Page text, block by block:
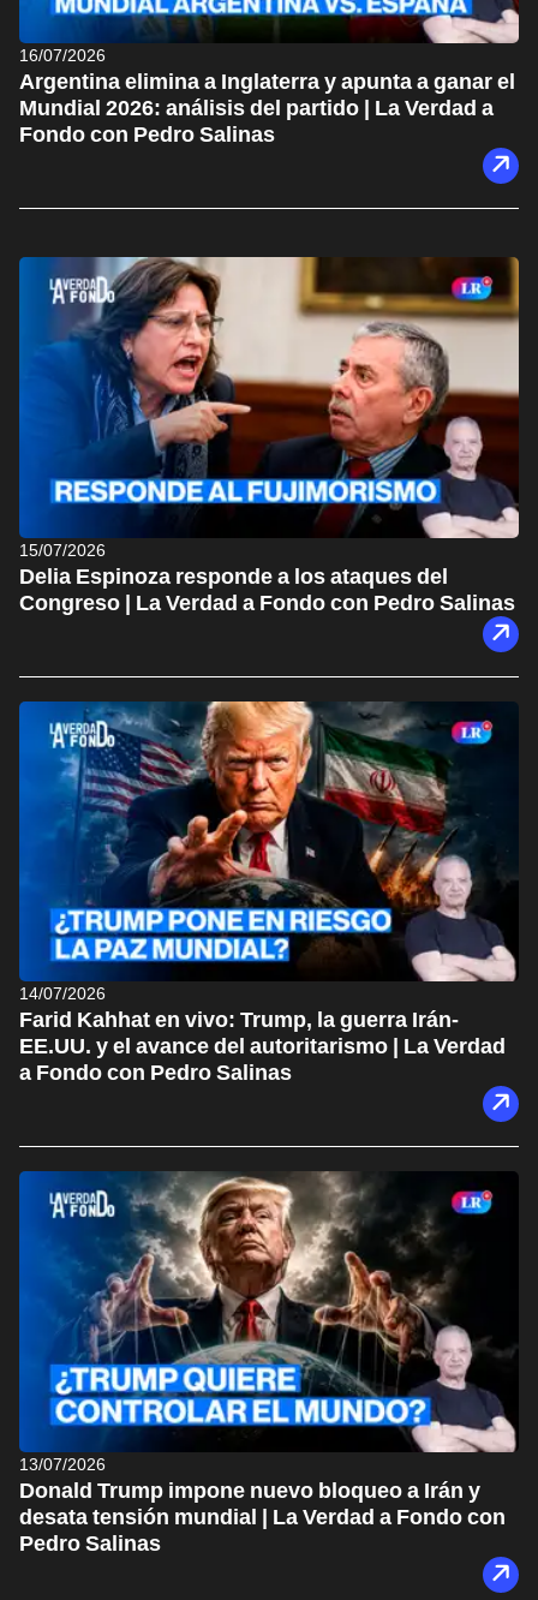
16/07/2026
Argentina elimina a Inglaterra y apunta a ganar el
Mundial 2026: análisis del partido | La Verdad a
Fondo con Pedro Salinas
15/07/2026
Delia Espinoza responde a los ataques del
Congreso | La Verdad a Fondo con Pedro Salinas
14/07/2026
Farid Kahhat en vivo: Trump, la guerra Irán-
EE.UU. y el avance del autoritarismo | La Verdad
a Fondo con Pedro Salinas
13/07/2026
Donald Trump impone nuevo bloqueo a Irán y
desata tensión mundial | La Verdad a Fondo con
Pedro Salinas